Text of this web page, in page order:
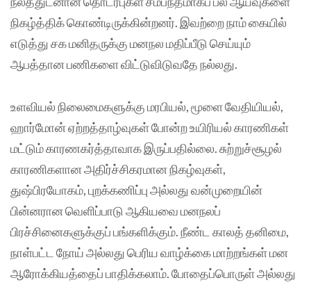
நிகழ்த்திக் கொண்டிருக்கின்றனர். இவற்றை நாம் கையில்
எடுத்து சக மனிதருக்கு மனநல மதிப்பீடு செய்யும்
ஆபத்தான பணிகளை விட்டுவிடுவதே நல்லது.
உளவியல் நிலைமைகளுக்கு மரபியல், மூளை வேதியியல்,
ஹார்மோன் ஏற்றத்தாழ்வுகள் போன்ற உயிரியல் காரணிகள்
மட்டும் காரணகர்த்தாவாக இருப்பதில்லை. சுற்றுச்சூழல்
காரணிகளான அதிர்ச்சிகரமான நிகழ்வுகள்,
துஷ்பிரயோகம், புறக்கணிப்பு அல்லது வன்முறையின்
பின்னரான வெளிப்பாடு ஆகியவை மனநலப்
பிரச்சினைகளுக்குப் பங்களிக்கும். நீண்ட காலத் தனிமை,
நாள்பட்ட நோய் அல்லது பெரிய வாழ்க்கை மாற்றங்கள் மன
ஆரோக்கியத்தைப் பாதிக்கலாம். போதைப்பொருள் அல்லது